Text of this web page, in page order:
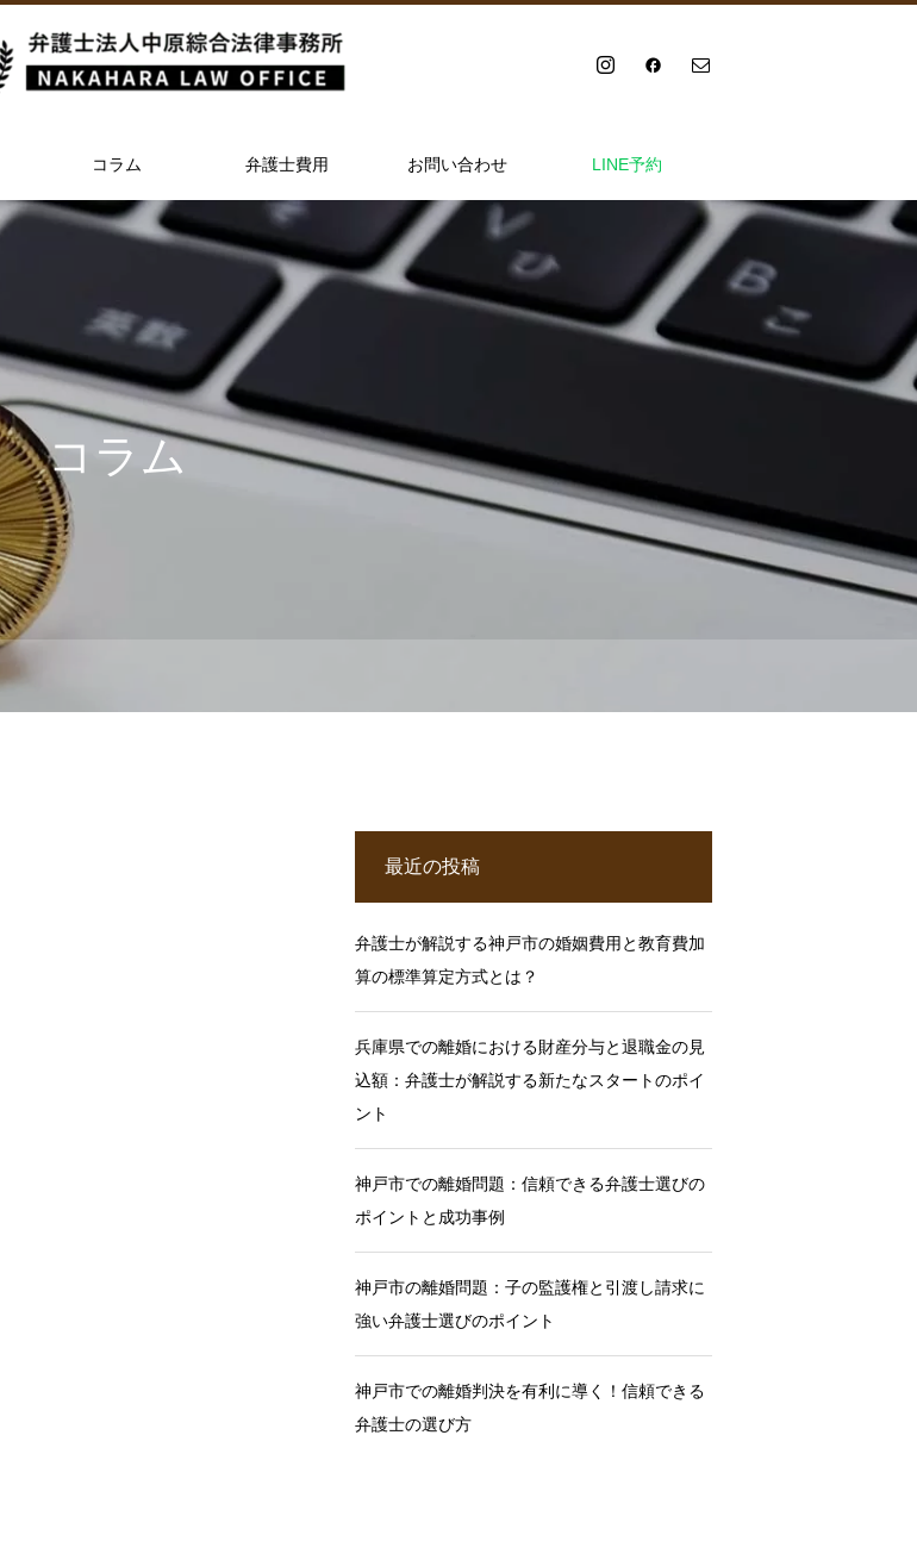
コラム 弁護士費用 お問い合わせ LINE予約
コラム
最近の投稿
弁護士が解説する神戸市の婚姻費用と教育費加
算の標準算定方式とは？
兵庫県での離婚における財産分与と退職金の見
込額：弁護士が解説する新たなスタートのポイ
ント
神戸市での離婚問題：信頼できる弁護士選びの
ポイントと成功事例
神戸市の離婚問題：子の監護権と引渡し請求に
強い弁護士選びのポイント
神戸市での離婚判決を有利に導く！信頼できる
弁護士の選び方